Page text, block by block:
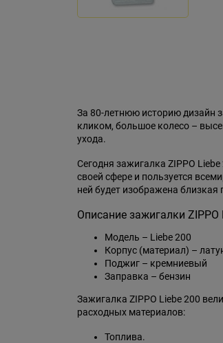
За 80-летнюю историю дизайн
кликом, большое колесо –
ухода.
Сегодня зажигалка ZIPPO
своей сфере и пользуется
ней будет изображена близкая
Описание зажигалки ZIPPO
Модель – Liebe 200
Корпус (материал) –
Поджиг – кремниевый
Заправка – бензин
Зажигалка ZIPPO Liebe 200
расходных материалов:
Топлива.